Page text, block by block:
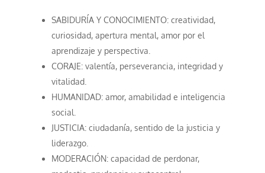
SABIDURÍA Y CONOCIMIENTO: creatividad,
curiosidad, apertura mental, amor por el
aprendizaje y perspectiva.
CORAJE: valentía, perseverancia, integridad y
vitalidad.
HUMANIDAD: amor, amabilidad e inteligencia
social.
JUSTICIA: ciudadanía, sentido de la justicia y
liderazgo.
MODERACIÓN: capacidad de perdonar,